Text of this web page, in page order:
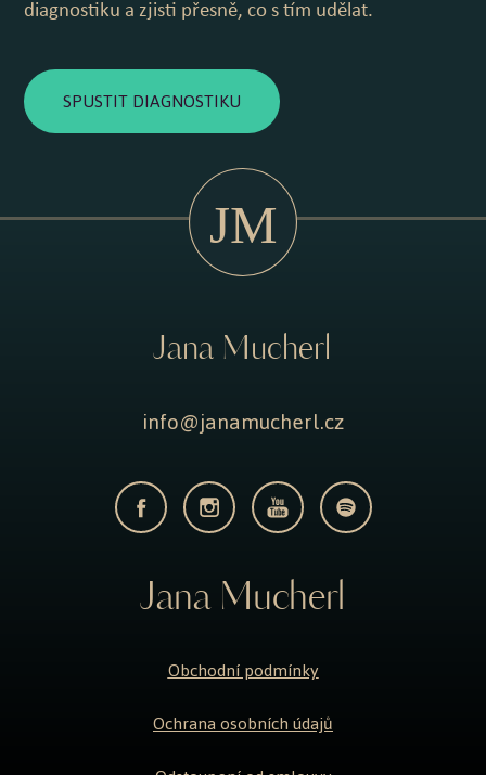
diagnostiku a zjisti přesně, co s tím udělat.
SPUSTIT DIAGNOSTIKU
Jana Mucherl
info@janamucherl.cz
Jana Mucherl
Obchodní podmínky
Ochrana osobních údajů